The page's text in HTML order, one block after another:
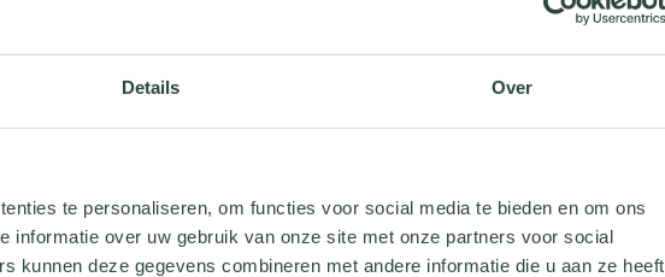
Details Over
te personaliseren, om functies voor social media te bieden en om ons
informatie over uw gebruik van onze site met onze partners voor social
kunnen deze gegevens combineren met andere informatie die u aan ze heeft